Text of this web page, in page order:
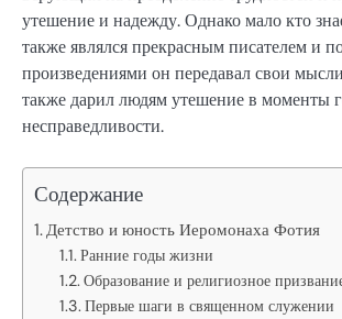
утешение и надежду. Однако мало кто
также являлся прекрасным писателем и
произведениями он передавал свои
также дарил людям утешение в моменты
несправедливости.
Содержание
Детство и юность Иеромонаха Фотия
Ранние годы жизни
Образование и религиозное
Первые шаги в священном служении